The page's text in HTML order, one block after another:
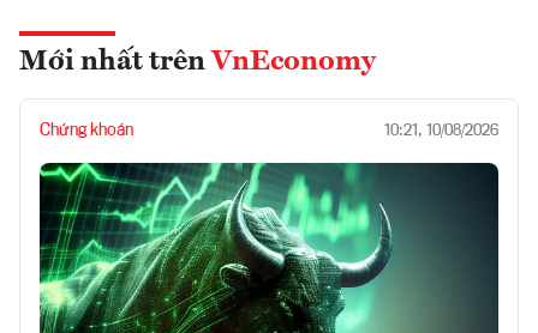
Mới nhất trên VnEconomy
Chứng khoán 10:21, 10/08/2026